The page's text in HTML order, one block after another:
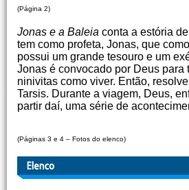
(Página 2)
Jonas e a Baleia conta a estória
tem como profeta, Jonas, que
possui um grande tesouro e um
Jonas é convocado por Deus
ninivitas como viver. Então,
Tarsis. Durante a viagem, Deus,
partir daí, uma série de
(Páginas 3 e 4 – Fotos do elenco)